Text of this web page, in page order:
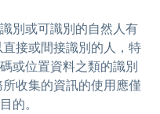
別或可識別的自然人有
接或間接識別的人，特
或位置資料之類的識別
收集的資訊的使用應僅
的。